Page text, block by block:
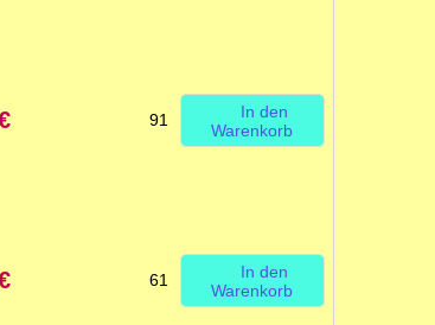
91
In den
Warenkorb
61
In den
Warenkorb